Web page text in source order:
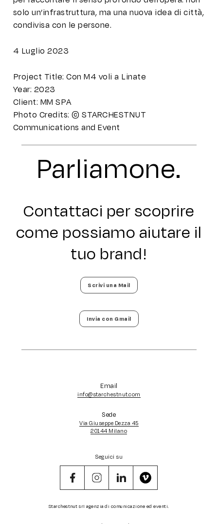
solo un’infrastruttura, ma una nuova idea di città,
condivisa con le persone.
4 Luglio 2023
Project Title: Con M4 voli a Linate
Year: 2023
Client: MM SPA
Photo Credits: © STARCHESTNUT
Communications and Event
Parliamone.
Contattaci per scoprire
come possiamo aiutare il
tuo brand!
Scrivi una Mail
Invia con Gmail
Email
info@starchestnut.com
Sede
Via Giuseppe Dezza 45
20144 Milano
Seguici su
Starchestnut srl agenzia di comunicazione ed eventi.